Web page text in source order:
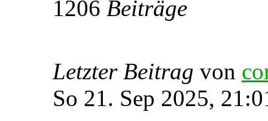
1206 Beiträge
Letzter Beitrag von
So 21. Sep 2025,